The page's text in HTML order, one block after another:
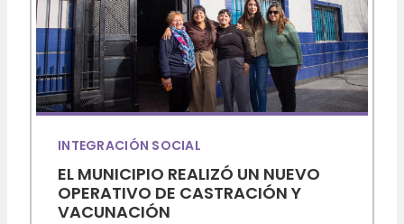
INTEGRACIÓN SOCIAL
EL MUNICIPIO REALIZÓ UN NUEVO
OPERATIVO DE CASTRACIÓN Y
VACUNACIÓN